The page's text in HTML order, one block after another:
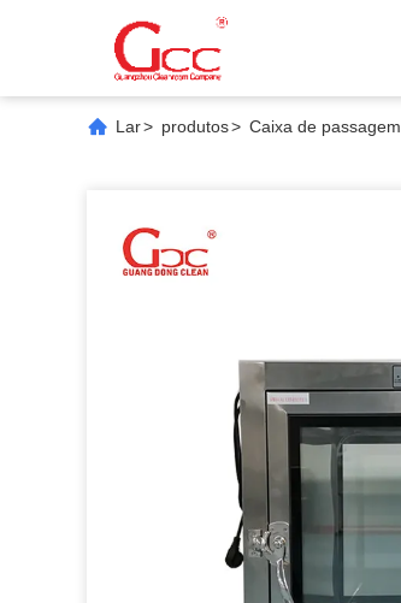
Lar> produtos> Caixa de passagem